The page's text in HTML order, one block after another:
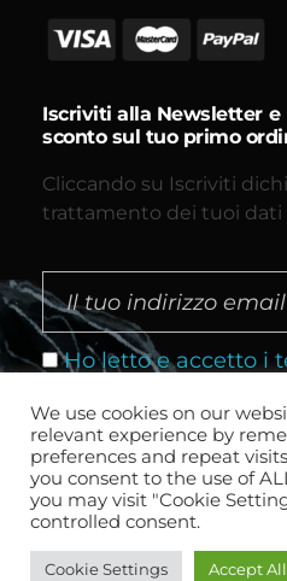
Iscriviti alla Newsletter e
sconto sul tuo primo
Cliccando su Iscriviti
trattamento dei tuoi dati
Ho letto e accetto i
We use cookies on our
relevant experience by
preferences and repeat
you consent to the use of
you may visit "Cookie
controlled consent.
Cookie Settings Accept All